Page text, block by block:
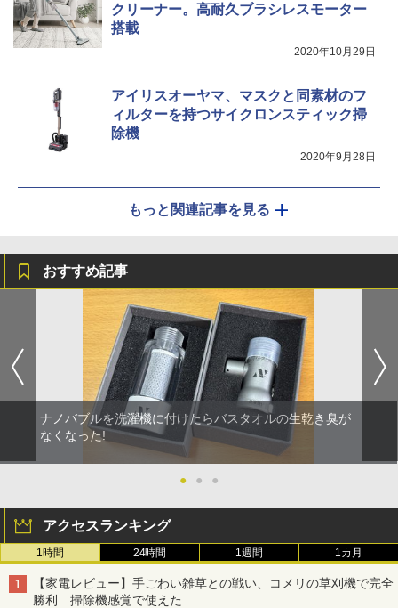
クリーナー。高耐久ブラシレスモーター
搭載
2020年10月29日
アイリスオーヤマ、マスクと同素材のフ
ィルターを持つサイクロンスティック掃
除機
2020年9月28日
もっと関連記事を見る
おすすめ記事
ナノバブルを洗濯機に付けたらバスタオルの生乾き臭が
なくなった!
● ● ●
アクセスランキング
1時間 24時間 1週間 1カ月
【家電レビュー】手ごわい雑草との戦い、コメリの草刈機で完全
勝利 掃除機感覚で使えた